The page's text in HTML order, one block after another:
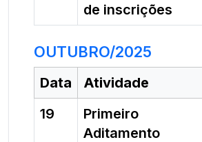
de inscrições
OUTUBRO/2025
Data Atividade
19
Primeiro
Aditamento